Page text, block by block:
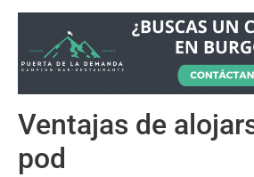
Ventajas de
pod